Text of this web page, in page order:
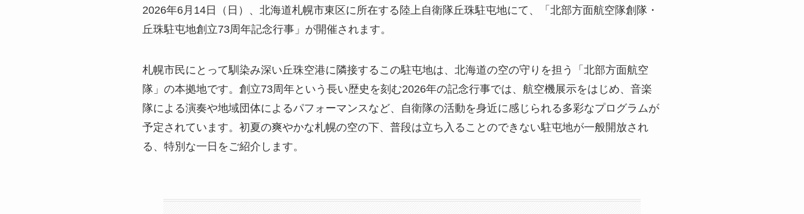
2026年6月14日（日）、北海道札幌市東区に所在する陸上自衛隊丘珠駐屯地にて、「北部方面航空隊創隊・
丘珠駐屯地創立73周年記念行事」が開催されます。
札幌市民にとって馴染み深い丘珠空港に隣接するこの駐屯地は、北海道の空の守りを担う「北部方面航空
隊」の本拠地です。創立73周年という長い歴史を刻む2026年の記念行事では、航空機展示をはじめ、音楽
隊による演奏や地域団体によるパフォーマンスなど、自衛隊の活動を身近に感じられる多彩なプログラムが
予定されています。初夏の爽やかな札幌の空の下、普段は立ち入ることのできない駐屯地が一般開放され
る、特別な一日をご紹介します。